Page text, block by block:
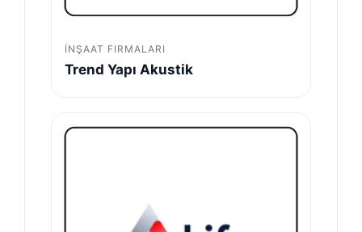
İNŞAAT FIRMALARI
Trend Yapı Akustik